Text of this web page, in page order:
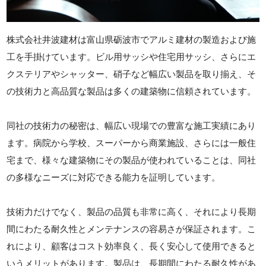
株式会社井波建材は富山県砺波市でアルミ建材の製造および施
工を手掛けています。ビル用サッシや住宅用サッシ、さらにエ
クステリアやシャッター、硝子など幅広い製品を取り揃え、そ
の技術力と高品質な製品は多くの建築物に信頼されています。
同社の技術力の秘密は、幅広い現場での豊富な施工実績にあり
ます。病院から学校、スーパーから商業施設、さらには一般住
宅まで、様々な建築物にその製品が使われていることは、同社
の多様なニーズに対応できる能力を証明しています。
技術力だけでなく、製品の品質も非常に高く、それにより長期
間にわたる耐久性とメンテナンスの容易さが保証されます。こ
れにより、顧客はコスト効率良く、長く安心して使用できると
いうメリットがあります。製品は、長期間にわたる耐久性があ